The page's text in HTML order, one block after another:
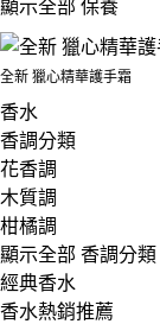
顯示全部 保養
全新 獵心精華護手霜
香水
香調分類
花香調
木質調
柑橘調
顯示全部 香調分類
經典香水
香水熱銷推薦